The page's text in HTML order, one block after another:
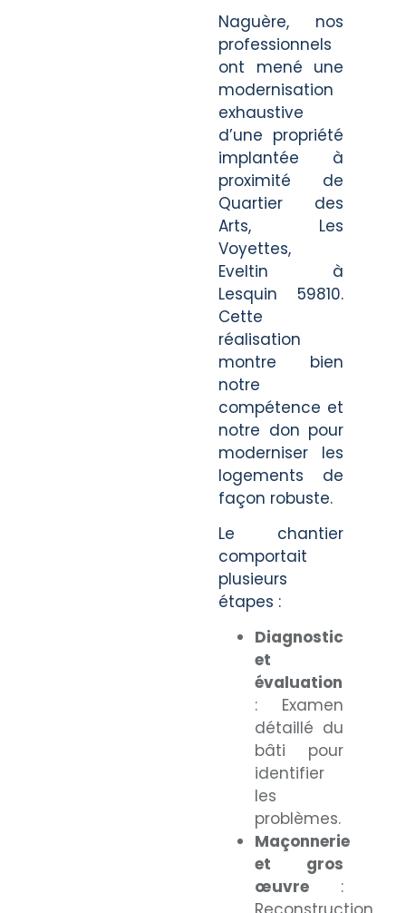
Naguère, nos
professionnels
ont mené une
modernisation
exhaustive
d’une propriété
implantée à
proximité de
Quartier des
Arts, Les
Voyettes,
Eveltin à
Lesquin 59810.
Cette
réalisation
montre bien
notre
compétence et
notre don pour
moderniser les
logements de
façon robuste.
Le chantier
comportait
plusieurs
étapes :
Diagnostic
et
évaluation
: Examen
détaillé du
bâti pour
identifier
les
problèmes.
Maçonnerie
et gros
œuvre :